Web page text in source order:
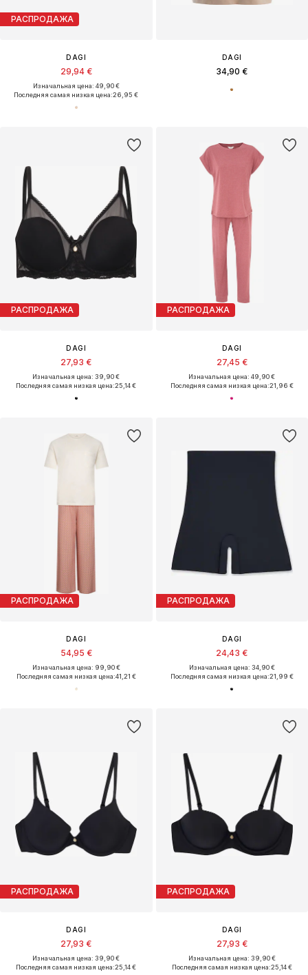
РАСПРОДАЖА
DAGI
29,94 €
Изначальная цена: 49,90 €
Последняя самая низкая цена:26,95 €
DAGI
34,90 €
РАСПРОДАЖА
DAGI
27,93 €
Изначальная цена: 39,90 €
Последняя самая низкая цена:25,14 €
РАСПРОДАЖА
DAGI
27,45 €
Изначальная цена: 49,90 €
Последняя самая низкая цена:21,96 €
РАСПРОДАЖА
DAGI
54,95 €
Изначальная цена: 99,90 €
Последняя самая низкая цена:41,21 €
РАСПРОДАЖА
DAGI
24,43 €
Изначальная цена: 34,90 €
Последняя самая низкая цена:21,99 €
РАСПРОДАЖА
DAGI
27,93 €
Изначальная цена: 39,90 €
Последняя самая низкая цена:25,14 €
РАСПРОДАЖА
DAGI
27,93 €
Изначальная цена: 39,90 €
Последняя самая низкая цена:25,14 €